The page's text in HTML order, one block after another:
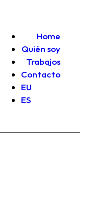
Home
Quién soy
Trabajos
Contacto
EU
ES